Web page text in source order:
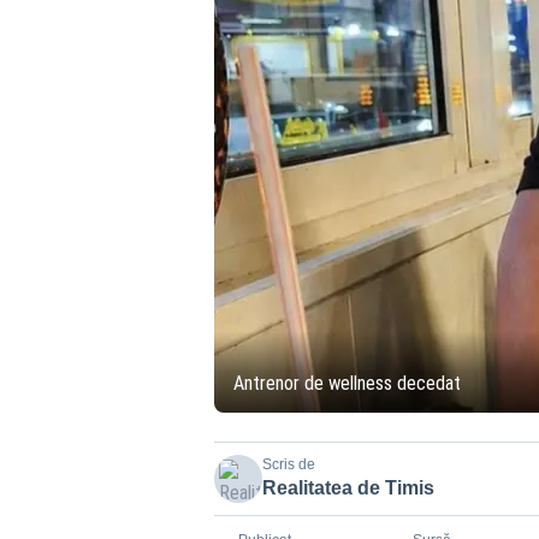
Antrenor de wellness decedat
Scris de
Realitatea de Timis